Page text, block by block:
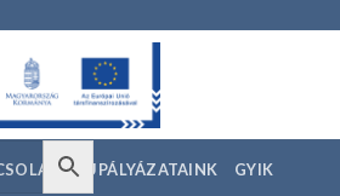
EU PÁLYÁZATAINK GYIK